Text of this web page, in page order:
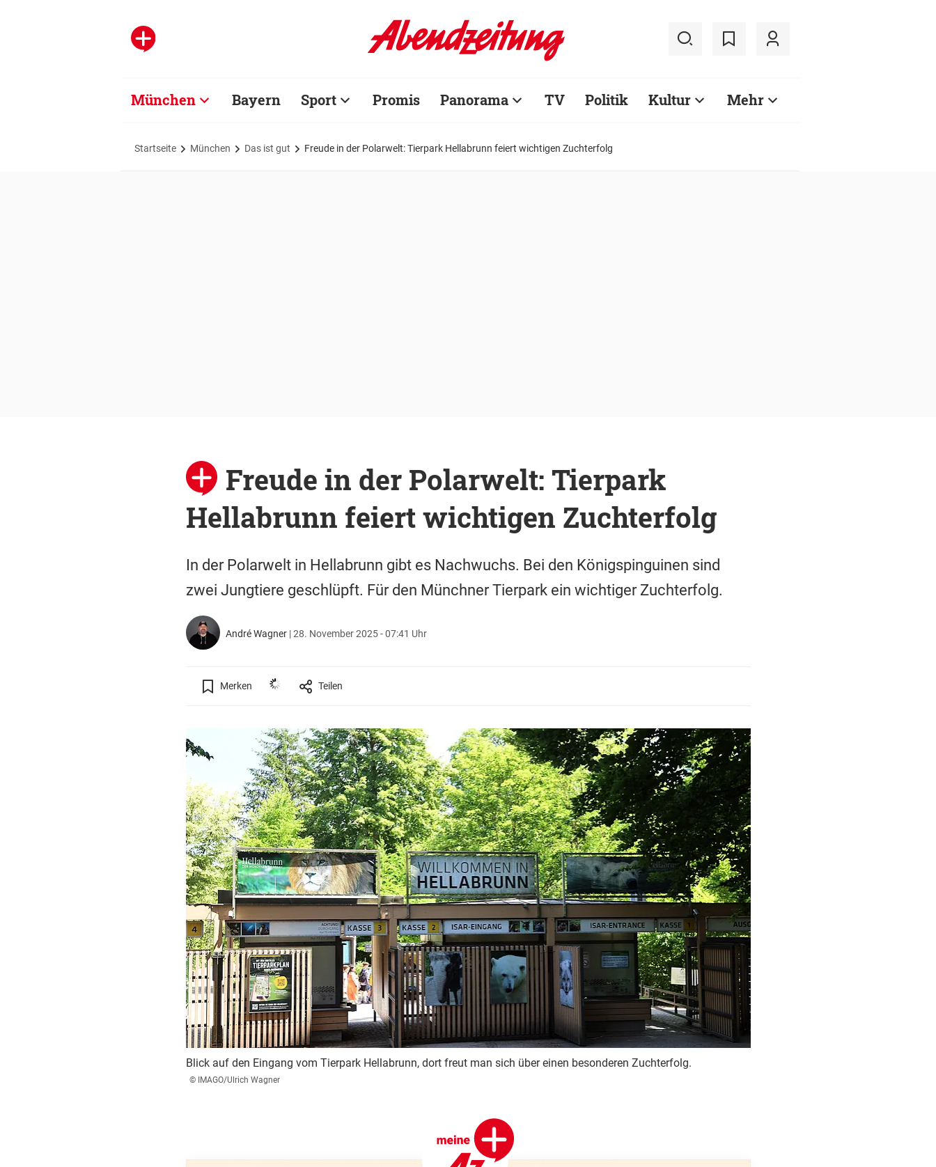
München Bayern Sport Promis Panorama TV Politik Kultur Mehr
Startseite München Das ist gut Freude in der Polarwelt: Tierpark Hellabrunn feiert wichtigen Zuchterfolg
Freude in der Polarwelt: Tierpark
Hellabrunn feiert wichtigen Zuchterfolg
In der Polarwelt in Hellabrunn gibt es Nachwuchs. Bei den Königspinguinen sind
zwei Jungtiere geschlüpft. Für den Münchner Tierpark ein wichtiger Zuchterfolg.
André Wagner |28. November 2025 - 07:41 Uhr
Merken Teilen
Blick auf den Eingang vom Tierpark Hellabrunn, dort freut man sich über einen besonderen Zuchterfolg.
© IMAGO/Ulrich Wagner